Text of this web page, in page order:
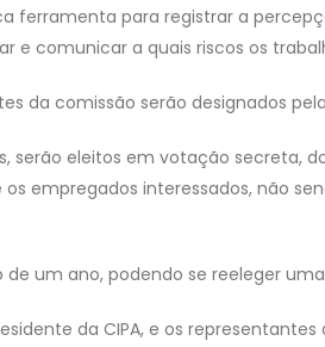
ferramenta para registrar a
e comunicar a quais riscos os
da comissão serão designados
serão eleitos em votação secreta,
empregados interessados, não
um ano, podendo se reeleger
da CIPA, e os